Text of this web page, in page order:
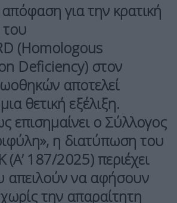
για την κρατική
(Homologous
Deficiency) στον
αποτελεί
θετική εξέλιξη.
επισημαίνει ο Σύλλογος
, η διατύπωση του
(Α’ 187/2025) περιέχει
απειλούν να αφήσουν
την απαραίτητη